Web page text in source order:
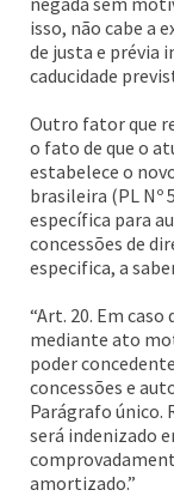
isso, não cabe a
de justa e prévia
caducidade
Outro fator que
o fato de que o
estabelece o
brasileira (PL Nº
específica para
concessões de
especifica, a
“Art. 20. Em
mediante ato
poder
concessões e
Parágrafo único.
será indenizado
amortizado.”